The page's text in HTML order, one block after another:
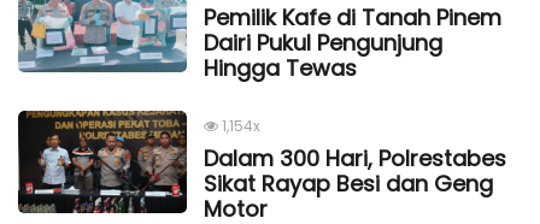
Pemilik Kafe di Tanah Pinem
Dairi Pukul Pengunjung
Hingga Tewas
1,154x
Dalam 300 Hari, Polrestabes
Sikat Rayap Besi dan Geng
Motor